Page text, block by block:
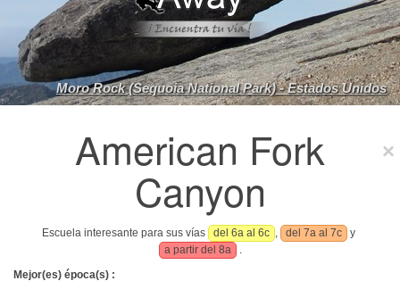
Moro Rock (Sequoia National Park) - Estados Unidos
American Fork
Canyon
Escuela interesante para sus vías del 6a al 6c , del 7a al 7c
y
a partir del 8a
.
Mejor(es) época(s) :